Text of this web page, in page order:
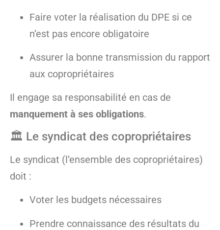
Faire voter la réalisation du DPE si ce
n’est pas encore obligatoire
Assurer la bonne transmission du rapport
aux copropriétaires
Il engage sa responsabilité en cas de
manquement à ses obligations.
🏛️ Le syndicat des copropriétaires
Le syndicat (l’ensemble des copropriétaires)
doit :
Voter les budgets nécessaires
Prendre connaissance des résultats du